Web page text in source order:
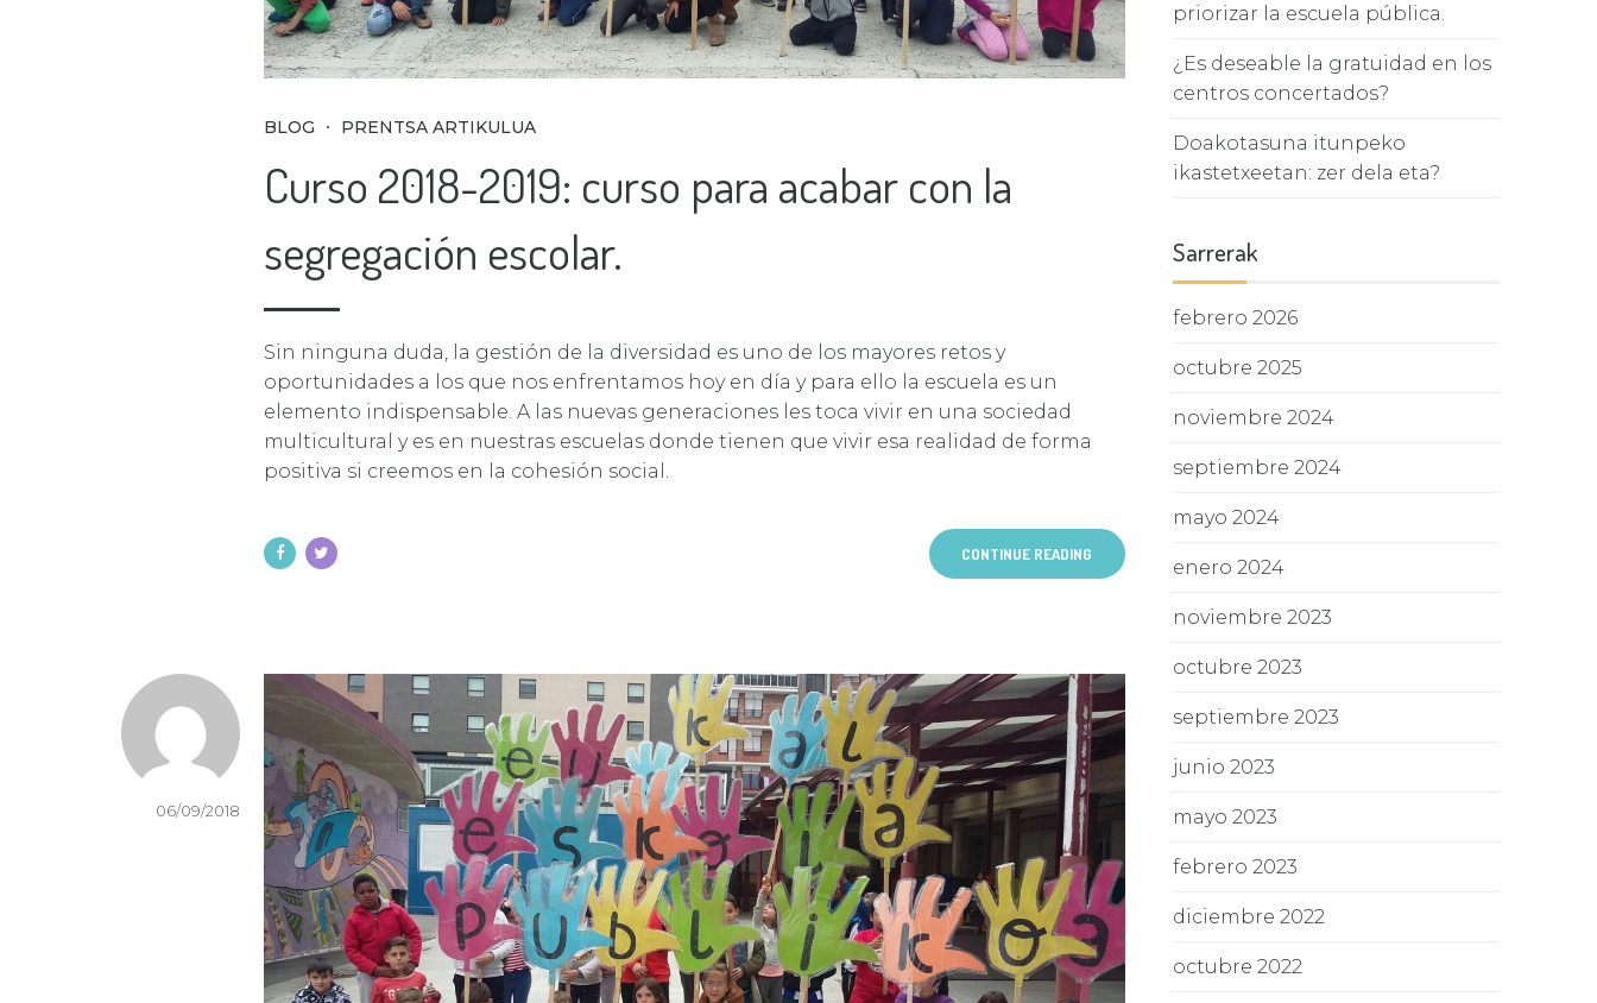
BLOG PRENTSA ARTIKULUA
Curso 2018-2019: curso para acabar con la
segregación escolar.
Sin ninguna duda, la gestión de la diversidad es uno de los mayores retos y
oportunidades a los que nos enfrentamos hoy en día y para ello la escuela es un
elemento indispensable. A las nuevas generaciones les toca vivir en una sociedad
multicultural y es en nuestras escuelas donde tienen que vivir esa realidad de forma
positiva si creemos en la cohesión social.
CONTINUE READING
06/09/2018
priorizar la escuela pública.
¿Es deseable la gratuidad en los
centros concertados?
Doakotasuna itunpeko
ikastetxeetan: zer dela eta?
Sarrerak
febrero 2026
octubre 2025
noviembre 2024
septiembre 2024
mayo 2024
enero 2024
noviembre 2023
octubre 2023
septiembre 2023
junio 2023
mayo 2023
febrero 2023
diciembre 2022
octubre 2022